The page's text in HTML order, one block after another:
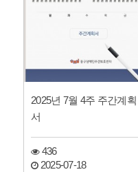
2025년 7월 4주 주간계획
서
436
2025-07-18